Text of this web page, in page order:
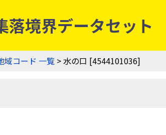
境界データセット
域コード 一覧 > 水の口 [4544101036]